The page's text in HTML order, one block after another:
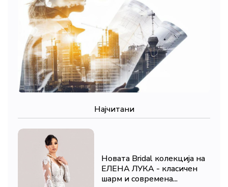
Најчитани
Новата Bridal колекција на
ЕЛЕНА ЛУКА - класичен
шарм и современа...